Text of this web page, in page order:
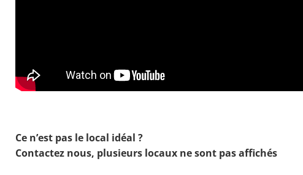
Ce n’est pas le local idéal ?
Contactez nous, plusieurs locaux ne sont pas affichés